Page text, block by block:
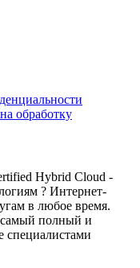
обработку
Hybrid Cloud -
? Интернет-
в любое время.
самый полный и
специалистами